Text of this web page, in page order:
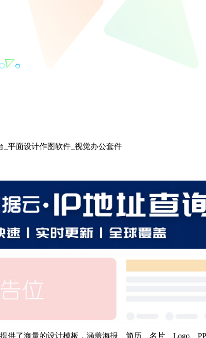
_平面设计作图软件_视觉办公套件
供了海量的设计模板，涵盖海报、简历、名片、Logo、